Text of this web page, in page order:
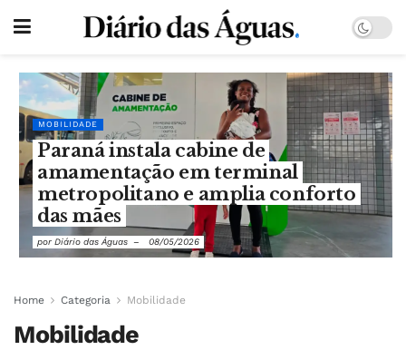
MOBILIDADE
Paraná instala cabine de
amamentação em terminal
metropolitano e amplia conforto
das mães
por Diário das Águas 08/05/2026
Home Categoria Mobilidade
Mobilidade